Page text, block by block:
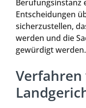
Berufungsinstanz
Entscheidungen
sicherzustellen,
werden und die
gewürdigt werden.
Verfahren